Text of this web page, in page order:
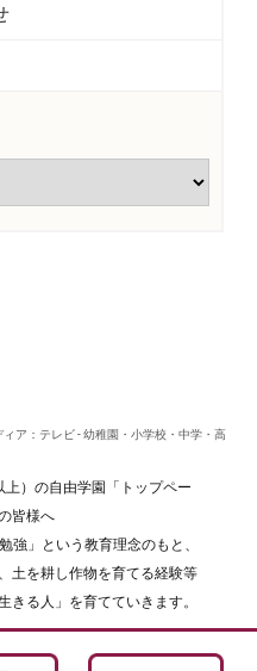
ア：テレビ - 幼稚園・小学校・中学・高
）の自由学園「トップペー
皆様へ
強」という教育理念のもと、
土を耕し作物を育てる経験等
きる人」を育てていきます。